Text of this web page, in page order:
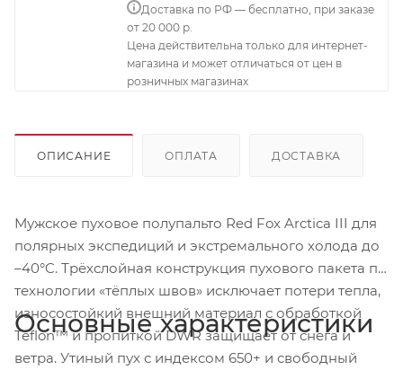
Доставка по РФ — бесплатно, при заказе
от 20 000 р.
Цена действительна только для интернет-
магазина и может отличаться от цен в
розничных магазинах
ОПИСАНИЕ ОПЛАТА ДОСТАВКА
Мужское пуховое полупальто Red Fox Arctica III для
полярных экспедиций и экстремального холода до
–40°C. Трёхслойная конструкция пухового пакета по
технологии «тёплых швов» исключает потери тепла,
износостойкий внешний материал с обработкой
Teflon™ и пропиткой DWR защищает от снега и
ветра. Утиный пух с индексом 650+ и свободный
Основные характеристики